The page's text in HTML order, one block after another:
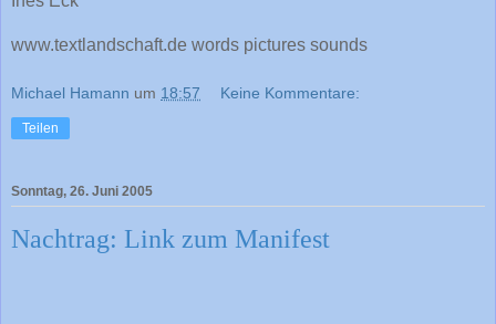
www.textlandschaft.de words pictures sounds
Michael Hamann um 18:57 Keine Kommentare:
Teilen
Sonntag, 26. Juni 2005
Nachtrag: Link zum Manifest